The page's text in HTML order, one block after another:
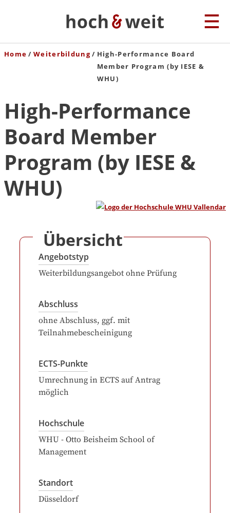
Home Weiterbildung
High-Performance Board
Member Program (by IESE &
WHU)
High-Performance
Board Member
Program (by IESE &
WHU)
Übersicht
Angebotstyp
Weiterbildungsangebot ohne Prüfung
Abschluss
ohne Abschluss, ggf. mit
Teilnahmebescheinigung
ECTS-Punkte
Umrechnung in ECTS auf Antrag
möglich
Hochschule
WHU - Otto Beisheim School of
Management
Standort
Düsseldorf